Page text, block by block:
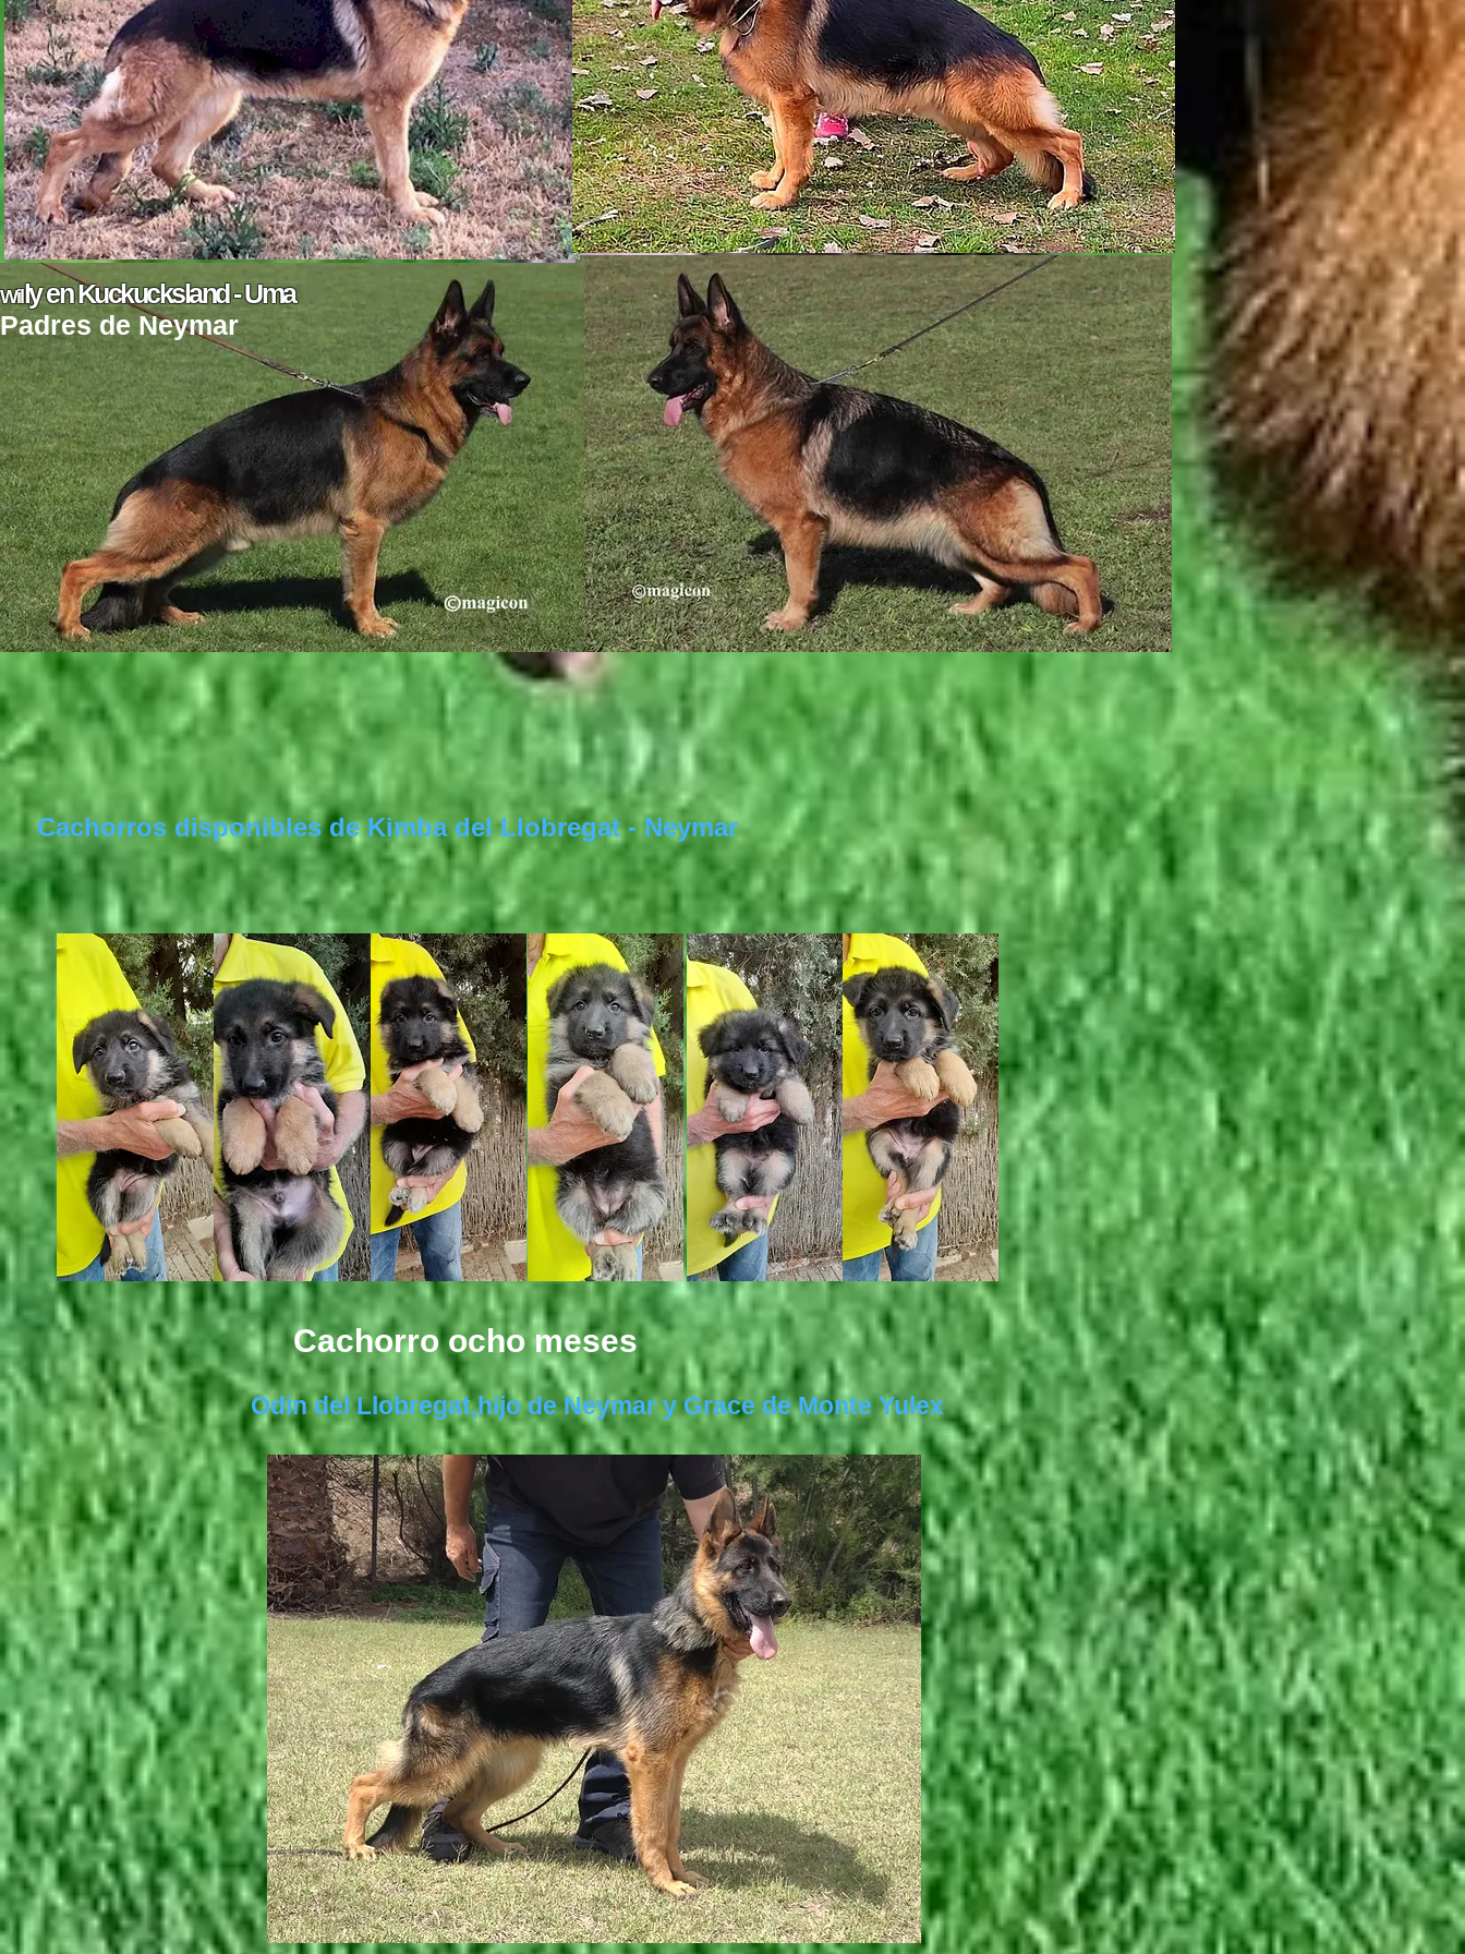
Willy en Kuckucksland - Uma
Padres de Neymar
Cachorros disponibles de Kimba del Llobregat - Neymar
Cachorro ocho meses
Odin del Llobregat,hijo de Neymar y Grace de Monte Yulex